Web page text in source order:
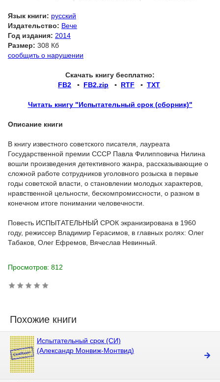
Язык книги: русский
Издательство: Вече
Год издания: 2014
Размер: 308 Кб
сообщить о нарушении
Скачать книгу бесплатно:
FB2 ▪ FB2.zip ▪ RTF ▪ TXT
Читать книгу "Испытательный срок (сборник)"
Описание книги
В книгу известного советского писателя, лауреата
Государственной премии СССР Павла Филипповича Нилина
вошли произведения детек­тивного жанра, рассказывающие о
сложной работе сотрудников уголовного розыска в первые
годы советской власти, о становлении молодых характеров,
нравственной цельности, бескомпромиссности, о разном в
конечном итоге понимании человечности.
Повесть ИСПЫТАТЕЛЬНЫЙ СРОК экранизирована в 1960
году, режиссер Владимир Герасимов, в главных ролях: Олег
Табаков, Олег Ефремов, Вячеслав Невинный.
Просмотров: 812
Похожие книги
Испытательный срок (СИ)
(Александр Монвиж-Монтвид)